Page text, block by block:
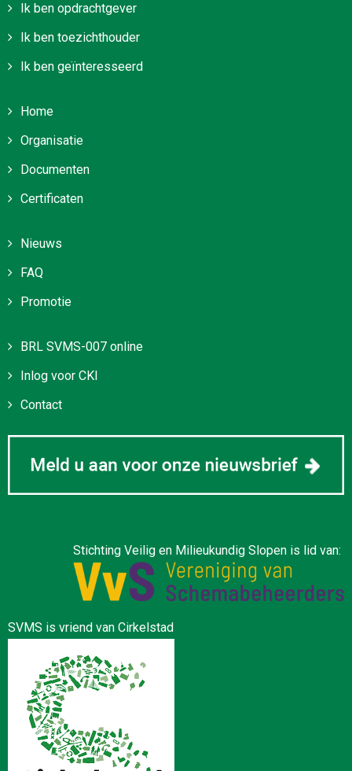
Ik ben opdrachtgever
Ik ben toezichthouder
Ik ben geïnteresseerd
Home
Organisatie
Documenten
Certificaten
Nieuws
FAQ
Promotie
BRL SVMS-007 online
Inlog voor CKI
Contact
Stichting Veilig en Milieukundig Slopen is lid van:
SVMS is vriend van Cirkelstad